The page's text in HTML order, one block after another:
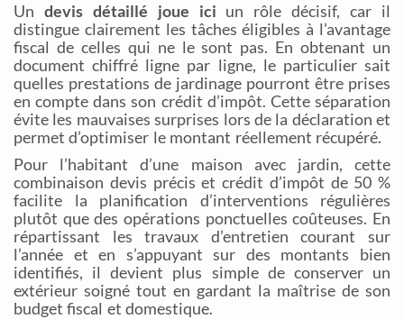
Un devis détaillé joue ici un rôle décisif, car il
distingue clairement les tâches éligibles à l’avantage
fiscal de celles qui ne le sont pas. En obtenant un
document chiffré ligne par ligne, le particulier sait
quelles prestations de jardinage pourront être prises
en compte dans son crédit d’impôt. Cette séparation
évite les mauvaises surprises lors de la déclaration et
permet d’optimiser le montant réellement récupéré.
Pour l’habitant d’une maison avec jardin, cette
combinaison devis précis et crédit d’impôt de 50 %
facilite la planification d’interventions régulières
plutôt que des opérations ponctuelles coûteuses. En
répartissant les travaux d’entretien courant sur
l’année et en s’appuyant sur des montants bien
identifiés, il devient plus simple de conserver un
extérieur soigné tout en gardant la maîtrise de son
budget fiscal et domestique.